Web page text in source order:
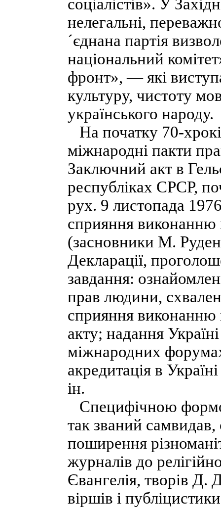
соціалістів». У
нелегальні,
´єднана партія
національний
фронт», — які
культуру, чистоту
українського народу.
На початку 70-
міжнародні пакти
Заключний акт в
республіках СРСР,
рух. 9 листопада
сприяння виконанню
(засновники М.
Декларації,
завдання:
прав людини,
сприяння виконанню
акту; надання
міжнародних
акредитація в
ін.
Специфічною
так званий
поширення
журналів до
Євангелія, творів Д.
віршів і